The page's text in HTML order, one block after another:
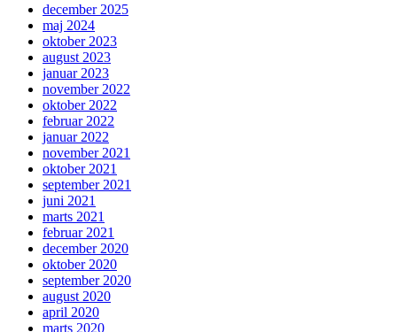
december 2025
maj 2024
oktober 2023
august 2023
januar 2023
november 2022
oktober 2022
februar 2022
januar 2022
november 2021
oktober 2021
september 2021
juni 2021
marts 2021
februar 2021
december 2020
oktober 2020
september 2020
august 2020
april 2020
marts 2020